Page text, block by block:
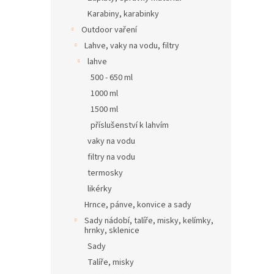
Karabiny, karabinky
Outdoor vaření
Lahve, vaky na vodu, filtry
lahve
500 - 650 ml
1000 ml
1500 ml
příslušenství k lahvím
vaky na vodu
filtry na vodu
termosky
likérky
Hrnce, pánve, konvice a sady
Sady nádobí, talíře, misky, kelímky,
hrnky, sklenice
Sady
Talíře, misky